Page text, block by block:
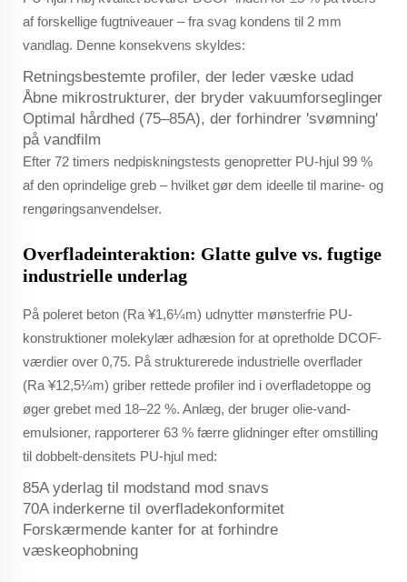
af forskellige fugtniveauer – fra svag kondens til 2 mm
vandlag. Denne konsekvens skyldes:
Retningsbestemte profiler, der leder væske udad
Åbne mikrostrukturer, der bryder vakuumforseglinger
Optimal hårdhed (75–85A), der forhindrer 'svømning'
på vandfilm
Efter 72 timers nedpiskningstests genopretter PU-hjul 99 %
af den oprindelige greb – hvilket gør dem ideelle til marine- og
rengøringsanvendelser.
Overfladeinteraktion: Glatte gulve vs. fugtige
industrielle underlag
På poleret beton (Ra ¥1,6¼m) udnytter mønsterfrie PU-
konstruktioner molekylær adhæsion for at opretholde DCOF-
værdier over 0,75. På strukturerede industrielle overflader
(Ra ¥12,5¼m) griber rettede profiler ind i overfladetoppe og
øger grebet med 18–22 %. Anlæg, der bruger olie-vand-
emulsioner, rapporterer 63 % færre glidninger efter omstilling
til dobbelt-densitets PU-hjul med:
85A yderlag til modstand mod snavs
70A inderkerne til overfladekonformitet
Forskærmende kanter for at forhindre
væskeophobning